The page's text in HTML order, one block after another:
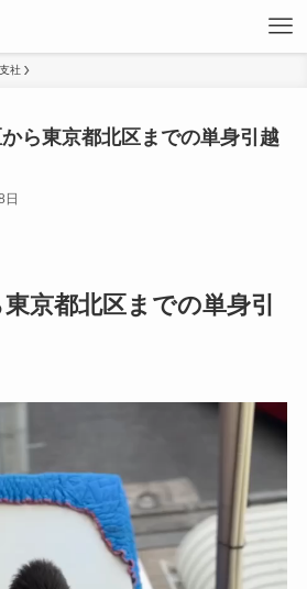
社
ら東京都北区までの単身引越
日
京都北区までの単身引